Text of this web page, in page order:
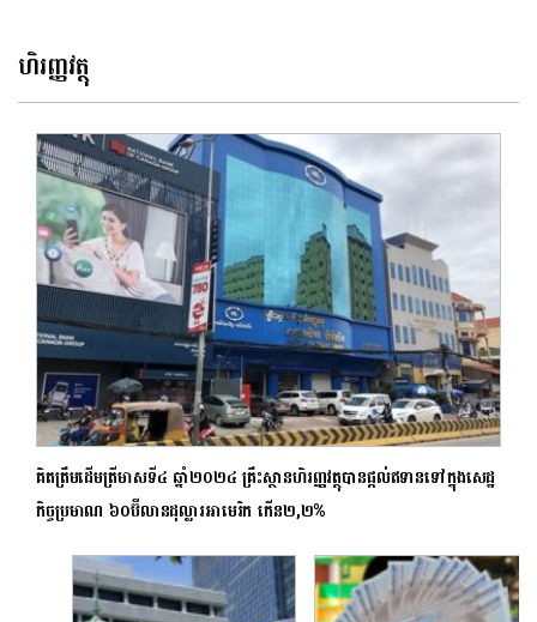
ហិរញ្ញវត្ថុ
គិតត្រឹមដើមត្រីមាសទី៤ ឆ្នាំ២០២៤ គ្រឹះស្ថានហិរញ្ញវត្ថុបានផ្ដល់ឥទានទៅក្នុងសេដ្ឋ
កិច្ចប្រមាណ ៦០ប៊ីលាន​ដុល្លារ​អាមេរិក កើន២,២%